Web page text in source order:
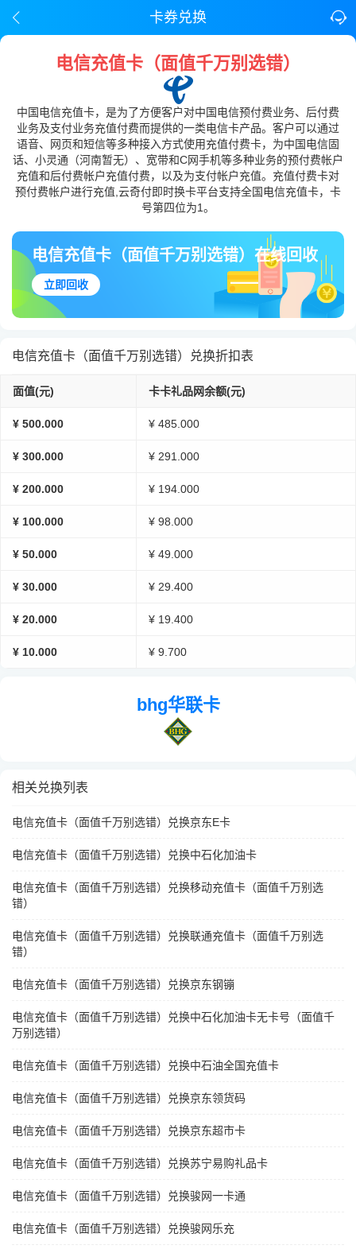
卡券兑换
电信充值卡（面值千万别选错）
中国电信充值卡，是为了方便客户对中国电信预付费业务、后付费
业务及支付业务充值付费而提供的一类电信卡产品。客户可以通过
语音、网页和短信等多种接入方式使用充值付费卡，为中国电信固
话、小灵通（河南暂无）、宽带和C网手机等多种业务的预付费帐户
充值和后付费帐户充值付费，以及为支付帐户充值。充值付费卡对
预付费帐户进行充值,云奇付即时换卡平台支持全国电信充值卡，卡
号第四位为1。
电信充值卡（面值千万别选错）在线回收
立即回收
电信充值卡（面值千万别选错）兑换折扣表
面值(元) 卡卡礼品网余额(元)
¥ 500.000 ¥ 485.000
¥ 300.000 ¥ 291.000
¥ 200.000 ¥ 194.000
¥ 100.000 ¥ 98.000
¥ 50.000 ¥ 49.000
¥ 30.000 ¥ 29.400
¥ 20.000 ¥ 19.400
¥ 10.000 ¥ 9.700
bhg华联卡
相关兑换列表
电信充值卡（面值千万别选错）兑换京东E卡
电信充值卡（面值千万别选错）兑换中石化加油卡
电信充值卡（面值千万别选错）兑换移动充值卡（面值千万别选
错）
电信充值卡（面值千万别选错）兑换联通充值卡（面值千万别选
错）
电信充值卡（面值千万别选错）兑换京东钢镚
电信充值卡（面值千万别选错）兑换中石化加油卡无卡号（面值千
万别选错）
电信充值卡（面值千万别选错）兑换中石油全国充值卡
电信充值卡（面值千万别选错）兑换京东领货码
电信充值卡（面值千万别选错）兑换京东超市卡
电信充值卡（面值千万别选错）兑换苏宁易购礼品卡
电信充值卡（面值千万别选错）兑换骏网一卡通
电信充值卡（面值千万别选错）兑换骏网乐充